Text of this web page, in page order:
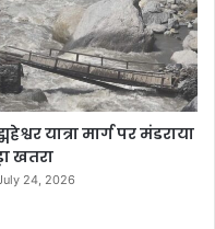
यात्रा मार्ग पर मंडराया
खतरा
24, 2026